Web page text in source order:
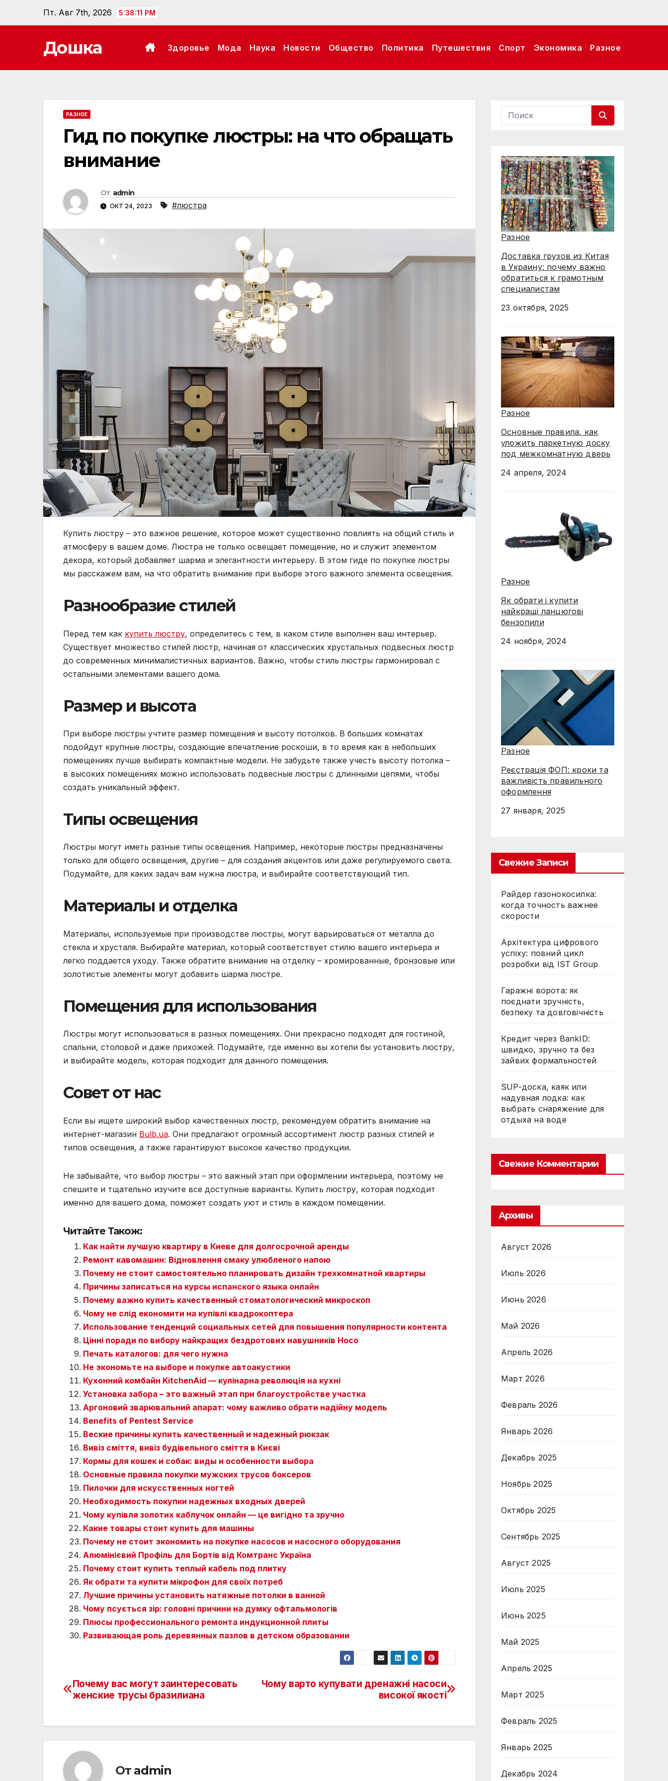
Пт. Авг 7th, 2026 5:38:12 PM
Дошка Здоровье Мода Наука Новости Общество Политика Путешествия Спорт Экономика Разное
РАЗНОЕ
Гид по покупке люстры: на что обращать
внимание
От admin
ОКТ 24, 2023 #люстра
Купить люстру – это важное решение, которое может существенно повлиять на общий стиль и
атмосферу в вашем доме. Люстра не только освещает помещение, но и служит элементом
декора, который добавляет шарма и элегантности интерьеру. В этом гиде по покупке люстры
мы расскажем вам, на что обратить внимание при выборе этого важного элемента освещения.
Разнообразие стилей
Перед тем как купить люстру, определитесь с тем, в каком стиле выполнен ваш интерьер.
Существует множество стилей люстр, начиная от классических хрустальных подвесных люстр
до современных минималистичных вариантов. Важно, чтобы стиль люстры гармонировал с
остальными элементами вашего дома.
Размер и высота
При выборе люстры учтите размер помещения и высоту потолков. В больших комнатах
подойдут крупные люстры, создающие впечатление роскоши, в то время как в небольших
помещениях лучше выбирать компактные модели. Не забудьте также учесть высоту потолка –
в высоких помещениях можно использовать подвесные люстры с длинными цепями, чтобы
создать уникальный эффект.
Типы освещения
Люстры могут иметь разные типы освещения. Например, некоторые люстры предназначены
только для общего освещения, другие – для создания акцентов или даже регулируемого света.
Подумайте, для каких задач вам нужна люстра, и выбирайте соответствующий тип.
Материалы и отделка
Материалы, используемые при производстве люстры, могут варьироваться от металла до
стекла и хрусталя. Выбирайте материал, который соответствует стилю вашего интерьера и
легко поддается уходу. Также обратите внимание на отделку – хромированные, бронзовые или
золотистые элементы могут добавить шарма люстре.
Помещения для использования
Люстры могут использоваться в разных помещениях. Они прекрасно подходят для гостиной,
спальни, столовой и даже прихожей. Подумайте, где именно вы хотели бы установить люстру,
и выбирайте модель, которая подходит для данного помещения.
Совет от нас
Если вы ищете широкий выбор качественных люстр, рекомендуем обратить внимание на
интернет-магазин Bulb.ua. Они предлагают огромный ассортимент люстр разных стилей и
типов освещения, а также гарантируют высокое качество продукции.
Не забывайте, что выбор люстры – это важный этап при оформлении интерьера, поэтому не
спешите и тщательно изучите все доступные варианты. Купить люстру, которая подходит
именно для вашего дома, поможет создать уют и стиль в каждом помещении.
Читайте Також:
Как найти лучшую квартиру в Киеве для долгосрочной аренды
Ремонт кавомашин: Відновлення смаку улюбленого напою
Почему не стоит самостоятельно планировать дизайн трехкомнатной квартиры
Причины записаться на курсы испанского языка онлайн
Почему важно купить качественный стоматологический микроскоп
Чому не слід економити на купівлі квадрокоптера
Использование тенденций социальных сетей для повышения популярности контента
Цінні поради по вибору найкращих бездротових навушників Hoco
Печать каталогов: для чего нужна
Не экономьте на выборе и покупке автоакустики
Кухонний комбайн KitchenAid — кулінарна революція на кухні
Установка забора – это важный этап при благоустройстве участка
Аргоновий зварювальний апарат: чому важливо обрати надійну модель
Benefits of Pentest Service
Веские причины купить качественный и надежный рюкзак
Вивіз сміття, вивіз будівельного сміття в Києві
Кормы для кошек и собак: виды и особенности выбора
Основные правила покупки мужских трусов боксеров
Пилочки для искусственных ногтей
Необходимость покупки надежных входных дверей
Чому купівля золотих каблучок онлайн — це вигідно та зручно
Какие товары стоит купить для машины
Почему не стоит экономить на покупке насосов и насосного оборудования
Алюмінієвий Профіль для Бортів від Комтранс Україна
Почему стоит купить теплый кабель под плитку
Як обрати та купити мікрофон для своїх потреб
Лучшие причины установить натяжные потолки в ванной
Чому псується зір: головні причини на думку офтальмологів
Плюсы профессионального ремонта индукционной плиты
Развивающая роль деревянных пазлов в детском образовании
Навигация
записям
Чому варто купувати дренажні насоси
високої якості
Почему вас могут заинтересовать
женские трусы бразилиана
От admin
Разное
Доставка грузов из Китая
в Украину: почему важно
обратиться к грамотным
специалистам
23 октября, 2025
Разное
Основные правила, как
уложить паркетную доску
под межкомнатную дверь
24 апреля, 2024
Разное
Як обрати і купити
найкращі ланцюгові
бензопили
24 ноября, 2024
Разное
Реєстрація ФОП: кроки та
важливість правильного
оформлення
27 января, 2025
Свежие Записи
Райдер газонокосилка:
когда точность важнее
скорости
Архітектура цифрового
успіху: повний цикл
розробки від IST Group
Гаражні ворота: як
поєднати зручність,
безпеку та довговічність
Кредит через BankID:
швидко, зручно та без
зайвих формальностей
SUP-доска, каяк или
надувная лодка: как
выбрать снаряжение для
отдыха на воде
Свежие Комментарии
Архивы
Август 2026
Июль 2026
Июнь 2026
Май 2026
Апрель 2026
Март 2026
Февраль 2026
Январь 2026
Декабрь 2025
Ноябрь 2025
Октябрь 2025
Сентябрь 2025
Август 2025
Июль 2025
Июнь 2025
Май 2025
Апрель 2025
Март 2025
Февраль 2025
Январь 2025
Декабрь 2024